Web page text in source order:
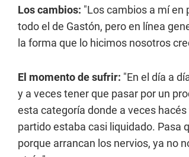
Los cambios: "Los cambios a mí en
todo el de Gastón, pero en línea
la forma que lo hicimos nosotros
El momento de sufrir: "En el día a
y a veces tener que pasar por un
esta categoría donde a veces
partido estaba casi liquidado. Pasa
porque arrancan los nervios, ya no